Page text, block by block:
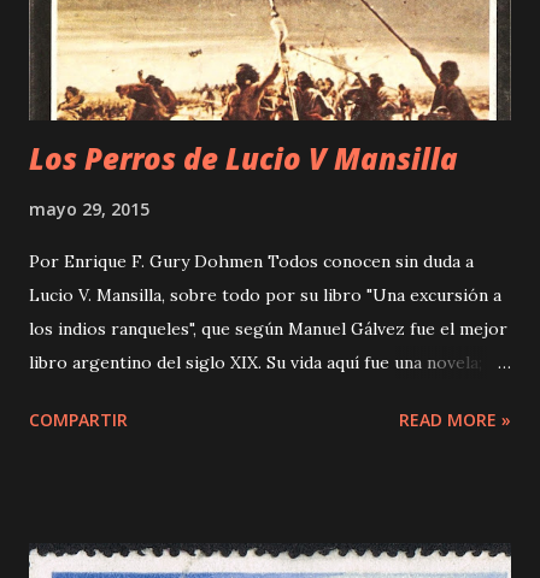
Los Perros de Lucio V Mansilla
mayo 29, 2015
Por Enrique F. Gury Dohmen Todos conocen sin duda a
Lucio V. Mansilla, sobre todo por su libro "Una excursión a
los indios ranqueles", que según Manuel Gálvez fue el mejor
libro argentino del siglo XIX. Su vida aquí fue una novela; su
pocos de su época han sido tan versátiles. El mismo decía
entrever a veces, enseguida trata de ocultarla. Durante una
COMPARTIR READ MORE »